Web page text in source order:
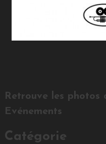
Retrouve les photos
Evénements
Catégorie